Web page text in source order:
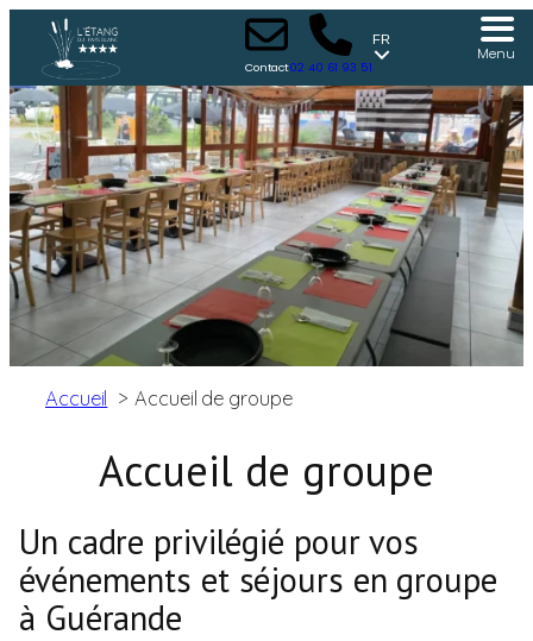
Contact02 40 61 93 51
FR
Accueil Accueil de groupe
Accueil de groupe
Un cadre privilégié pour vos
événements et séjours en groupe
à Guérande
Menu